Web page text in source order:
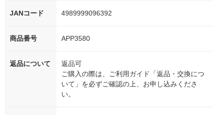
JANコード 4989999096392
商品番号 APP3580
返品について
返品可
ご購入の際は、ご利用ガイド「返品・交換につ
いて」を必ずご確認の上、お申し込みくださ
い。